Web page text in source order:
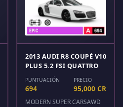
2013 AUDI R8 COUPÉ V10
PLUS 5.2 FSI QUATTRO
PUNTUACIÓN
694
PRECIO
95,000 CR
MODERN SUPER CARSAWD